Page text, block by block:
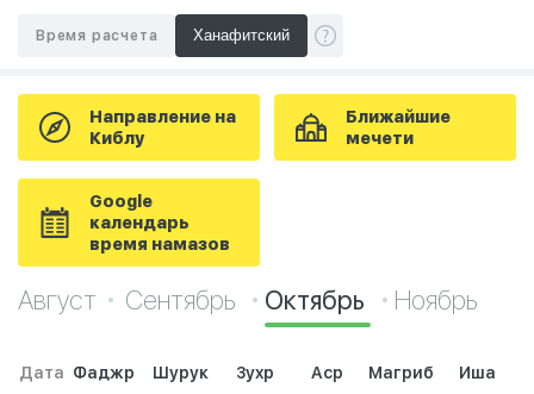
Время расчета
Направление на
Киблу
Ближайшие
мечети
Google
календарь
время намазов
Август Сентябрь Октябрь Ноябрь
Дата Фаджр Шурук Зухр Аср Магриб Иша